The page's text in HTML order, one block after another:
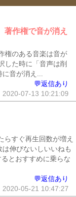
作権で音が消え
権のある音楽は音が
した時に「音声は削
音が消え...
💬返信あり
2020-07-13 10:21:09
らすぐ再生回数が増え
伸びないしいいねも
とおすすめに乗らな
💬返信あり
2020-05-21 10:47:27